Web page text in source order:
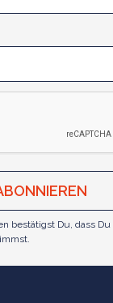
bestätigst Du, dass Du